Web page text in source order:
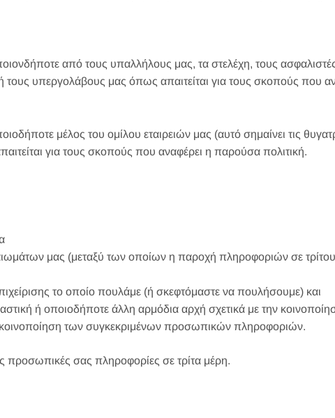
από τους υπαλλήλους μας, τα στελέχη, τους
υπεργολάβους μας όπως απαιτείται για τους σκοπούς που
μέλος του ομίλου εταιρειών μας (αυτό σημαίνει τις
για τους σκοπούς που αναφέρει η παρούσα πολιτική.
μας (μεταξύ των οποίων η παροχή πληροφοριών σε
το οποίο πουλάμε (ή σκεφτόμαστε να πουλήσουμε) και
ή οποιοδήποτε άλλη αρμόδια αρχή σχετικά με την
των συγκεκριμένων προσωπικών πληροφοριών.
προσωπικές σας πληροφορίες σε τρίτα μέρη.